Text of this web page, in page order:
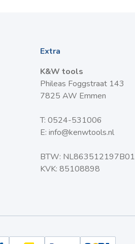
Extra
K&W tools
Phileas Foggstraat 143
7825 AW Emmen
T: 0524-531006
E: info@kenwtools.nl
BTW: NL863512197B01
KVK: 85108898